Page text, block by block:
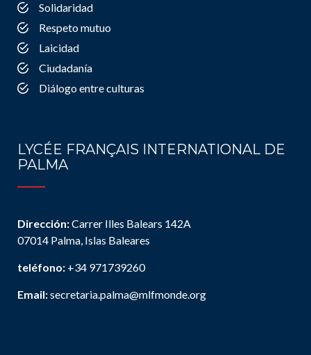
Solidaridad
Respeto mutuo
Laicidad
Ciudadanía
Diálogo entre culturas
LYCÉE FRANÇAIS INTERNATIONAL DE
PALMA
Dirección:Carrer Illes Balears 142A
07014 Palma, Islas Baleares
teléfono: +34 971739260
Email:secretaria.palma@mlfmonde.org